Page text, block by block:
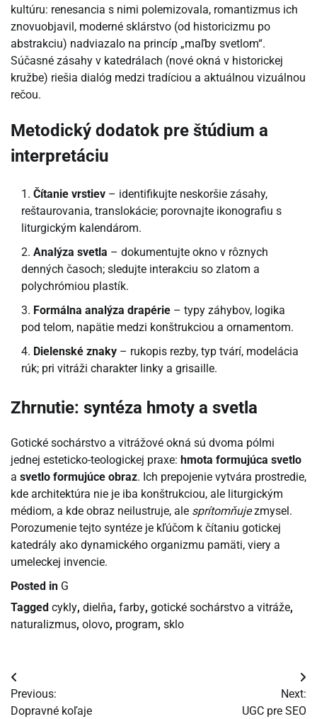
kultúru: renesancia s nimi polemizovala, romantizmus ich
znovuobjavil, moderné sklárstvo (od historicizmu po
abstrakciu) nadviazalo na princíp „maľby svetlom“.
Súčasné zásahy v katedrálach (nové okná v historickej
kružbe) riešia dialóg medzi tradíciou a aktuálnou vizuálnou
rečou.
Metodický dodatok pre štúdium a
interpretáciu
Čítanie vrstiev – identifikujte neskoršie zásahy,
reštaurovania, translokácie; porovnajte ikonografiu s
liturgickým kalendárom.
Analýza svetla – dokumentujte okno v rôznych
denných časoch; sledujte interakciu so zlatom a
polychrómiou plastík.
Formálna analýza drapérie – typy záhybov, logika
pod telom, napätie medzi konštrukciou a ornamentom.
Dielenské znaky – rukopis rezby, typ tvárí, modelácia
rúk; pri vitráži charakter linky a grisaille.
Zhrnutie: syntéza hmoty a svetla
Gotické sochárstvo a vitrážové okná sú dvoma pólmi
jednej esteticko-teologickej praxe: hmota formujúca svetlo
a svetlo formujúce obraz. Ich prepojenie vytvára prostredie,
kde architektúra nie je iba konštrukciou, ale liturgickým
médiom, a kde obraz neilustruje, ale sprítomňujezmysel.
Porozumenie tejto syntéze je kľúčom k čítaniu gotickej
katedrály ako dynamického organizmu pamäti, viery a
umeleckej invencie.
Posted in G
Tagged cykly, dielňa, farby, gotické sochárstvo a vitráže,
naturalizmus, olovo, program, sklo
Navigácia
v
Previous:
Dopravné koľaje
Next:
UGC pre SEO